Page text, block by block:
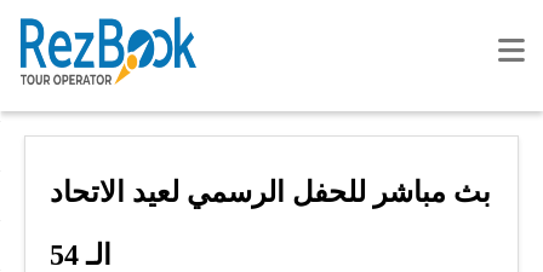
بث مباشر للحفل الرسمي لعيد الاتحاد
الـ 54